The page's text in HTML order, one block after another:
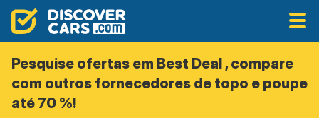
Pesquise ofertas em Best Deal , compare
com outros fornecedores de topo e poupe
até 70 %!